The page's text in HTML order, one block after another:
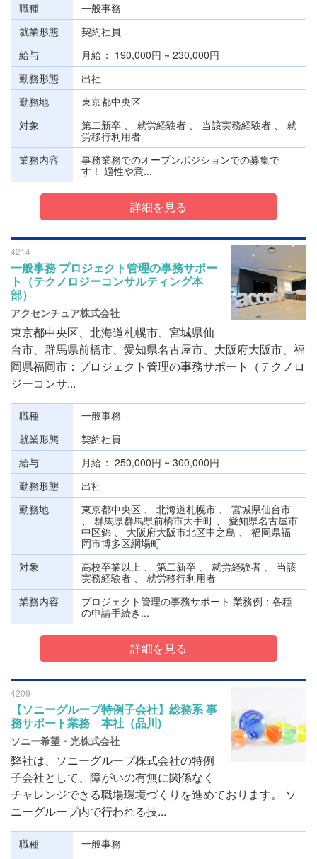
職種
一般事務
就業形態
契約社員
給与
月給
190,000円 ~ 230,000円
勤務形態
出社
勤務地
東京都中央区
対象
第二新卒 、 就労経験者 、 当該実務経験者 、 就
労移行利用者
業務内容
事務業務でのオープンポジションでの募集で
す！ 適性や意...
詳細を見る
4214
一般事務 プロジェクト管理の事務サポー
ト（テクノロジーコンサルティング本
部）
アクセンチュア株式会社
東京都中央区、北海道札幌市、宮城県仙
台市、群馬県前橋市、愛知県名古屋市、大阪府大阪市、福
岡県福岡市：プロジェクト管理の事務サポート（テクノロ
ジーコンサ...
職種
一般事務
就業形態
契約社員
給与
月給
250,000円 ~ 300,000円
勤務形態
出社
勤務地
東京都中央区 、 北海道札幌市 、 宮城県仙台市
、 群馬県群馬県前橋市大手町 、 愛知県名古屋市
中区錦 、 大阪府大阪市北区中之島 、 福岡県福
岡市博多区綱場町
対象
高校卒業以上 、 第二新卒 、 就労経験者 、 当該
実務経験者 、 就労移行利用者
業務内容
プロジェクト管理の事務サポート 業務例：各種
の申請手続き...
詳細を見る
4209
【ソニーグループ特例子会社】総務系 事
務サポート業務 本社（品川)
ソニー希望・光株式会社
弊社は、ソニーグループ株式会社の特例
子会社として、障がいの有無に関係なく
チャレンジできる職場環境づくりを進めております。 ソ
ニーグループ内で行われる技...
職種 一般事務